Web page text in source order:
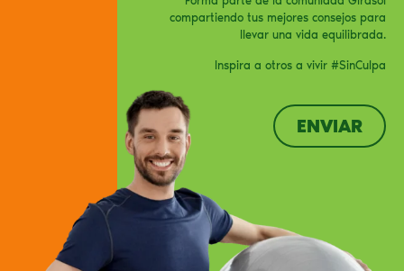
compartiendo tus mejores consejos para
llevar una vida equilibrada.
Inspira a otros a vivir #SinCulpa
ENVIAR